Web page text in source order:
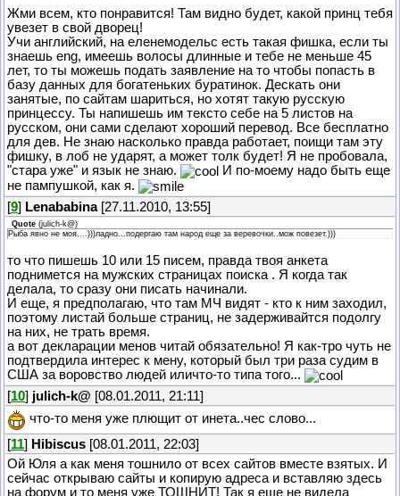
Жми всем, кто понравится! Там видно будет, какой принц тебя
увезет в свой дворец!
Учи английский, на еленемодельс есть такая фишка, если ты
знаешь eng, имеешь волосы длинные и тебе не меньше 45
лет, то ты можешь подать заявление на то чтобы попасть в
базу данных для богатеньких буратинок. Дескать они
занятые, по сайтам шариться, но хотят такую русскую
принцессу. Ты напишешь им тексто себе на 5 листов на
русском, они сами сделают хороший перевод. Все бесплатно
для дев. Не знаю насколько правда работает, поищи там эту
фишку, в лоб не ударят, а может толк будет! Я не пробовала,
"стара уже" и язык не знаю.
И по-моему надо быть еще
не пампушкой, как я.
[9] Lenababina[27.11.2010, 13:55]
Quote (julich-k@)
Рыба явно не моя....)))ладно...подергаю там народ еще за веревочки..мож повезет.)))
то что пишешь 10 или 15 писем, правда твоя анкета
поднимется на мужских страницах поиска . Я когда так
делала, то сразу они писать начинали.
И еще, я предполагаю, что там МЧ видят - кто к ним заходил,
поэтому листай больше страниц, не задерживайтся подолгу
на них, не трать время.
а вот декларации менов читай обязательно! Я как-тро чуть не
подтвердила интерес к мену, который был три раза судим в
США за воровство людей иличто-то типа того...
[10] julich-k@ [08.01.2011, 21:11]
что-то меня уже плющит от инета..чес слово...
[11] Hibiscus [08.01.2011, 22:03]
Ой Юля а как меня тошнило от всех сайтов вместе взятых. И
сейчас открываю сайты и копирую адреса и вставляю здесь
на форум и то меня уже ТОШНИТ! Так я еще не видела